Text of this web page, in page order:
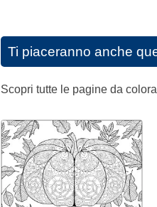
Ti piaceranno anche
Scopri tutte le pagine da